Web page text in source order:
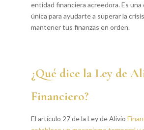
entidad financiera acreedora. Es
única para ayudarte a superar la
mantener tus finanzas en orden.
¿Qué dice la Ley de
Financiero?
El artículo 27 de la Ley de Alivio